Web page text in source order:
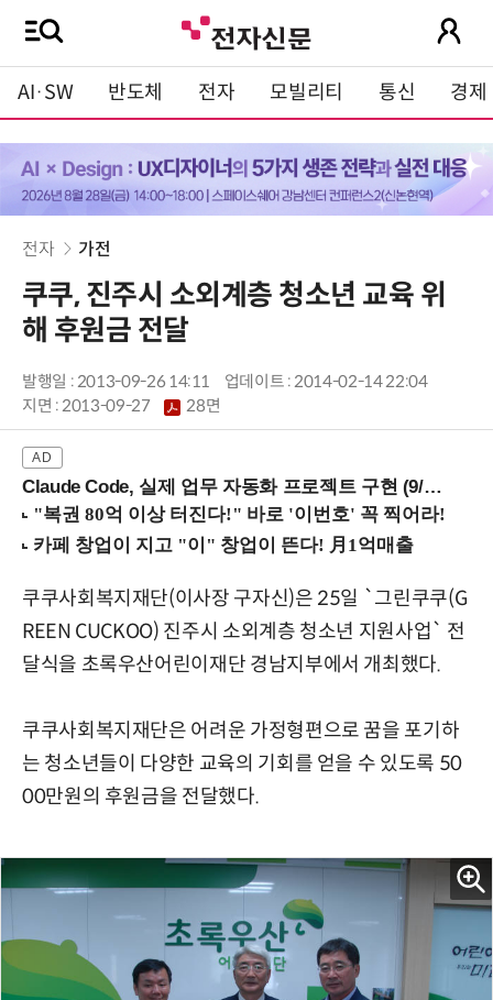
AI·SW 반도체 전자 모빌리티 통신 경제
전자 가전
쿠쿠, 진주시 소외계층 청소년 교육 위
해 후원금 전달
발행일 : 2013-09-26 14:11
업데이트 : 2014-02-14 22:04
지면 :2013-09-27 28면
Claude Code, 실제 업무 자동화 프로젝트 구현 (9/16 ~17 강남역)
쿠쿠사회복지재단(이사장 구자신)은 25일 `그린쿠쿠(G
REEN CUCKOO) 진주시 소외계층 청소년 지원사업` 전
달식을 초록우산어린이재단 경남지부에서 개최했다.
쿠쿠사회복지재단은 어려운 가정형편으로 꿈을 포기하
는 청소년들이 다양한 교육의 기회를 얻을 수 있도록 50
00만원의 후원금을 전달했다.